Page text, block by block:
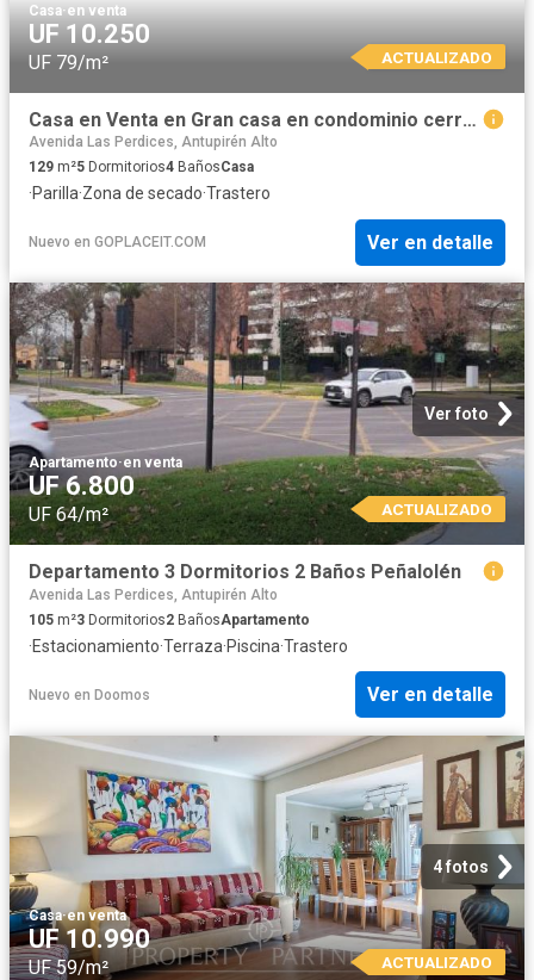
Casa·en venta
UF 10.250
UF 79/m² ACTUALIZADO
Casa en Venta en Gran casa en condominio cerrado, 5 dorm, 4 baños, Mall Quilin, Peñalolén
Avenida Las Perdices, Antupirén Alto
129 m²5 Dormitorios4 BañosCasa
·Parilla·Zona de secado·Trastero
Nuevo en GOPLACEIT.COM Ver en detalle
Ver foto
Apartamento·en venta
UF 6.800
UF 64/m² ACTUALIZADO
Departamento 3 Dormitorios 2 Baños Peñalolén
Avenida Las Perdices, Antupirén Alto
105 m²3 Dormitorios2 BañosApartamento
·Estacionamiento·Terraza·Piscina·Trastero
Nuevo en Doomos Ver en detalle
4 fotos
Casa·en venta
UF 10.990
UF 59/m² ACTUALIZADO